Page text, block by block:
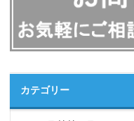
カテゴリー